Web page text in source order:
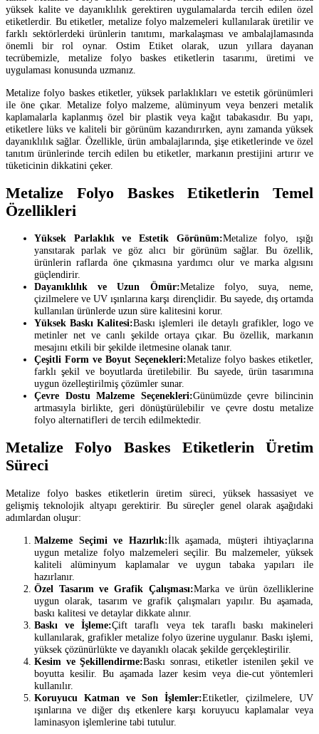
yüksek kalite ve dayanıklılık gerektiren uygulamalarda tercih edilen özel
etiketlerdir. Bu etiketler, metalize folyo malzemeleri kullanılarak üretilir ve
farklı sektörlerdeki ürünlerin tanıtımı, markalaşması ve ambalajlamasında
önemli bir rol oynar. Ostim Etiket olarak, uzun yıllara dayanan
tecrübemizle, metalize folyo baskes etiketlerin tasarımı, üretimi ve
uygulaması konusunda uzmanız.
Metalize folyo baskes etiketler, yüksek parlaklıkları ve estetik görünümleri
ile öne çıkar. Metalize folyo malzeme, alüminyum veya benzeri metalik
kaplamalarla kaplanmış özel bir plastik veya kağıt tabakasıdır. Bu yapı,
etiketlere lüks ve kaliteli bir görünüm kazandırırken, aynı zamanda yüksek
dayanıklılık sağlar. Özellikle, ürün ambalajlarında, şişe etiketlerinde ve özel
tanıtım ürünlerinde tercih edilen bu etiketler, markanın prestijini artırır ve
tüketicinin dikkatini çeker.
Metalize Folyo Baskes Etiketlerin Temel
Özellikleri
Yüksek Parlaklık ve Estetik Görünüm:Metalize folyo, ışığı
yansıtarak parlak ve göz alıcı bir görünüm sağlar. Bu özellik,
ürünlerin raflarda öne çıkmasına yardımcı olur ve marka algısını
güçlendirir.
Dayanıklılık ve Uzun Ömür:Metalize folyo, suya, neme,
çizilmelere ve UV ışınlarına karşı dirençlidir. Bu sayede, dış ortamda
kullanılan ürünlerde uzun süre kalitesini korur.
Yüksek Baskı Kalitesi:Baskı işlemleri ile detaylı grafikler, logo ve
metinler net ve canlı şekilde ortaya çıkar. Bu özellik, markanın
mesajını etkili bir şekilde iletmesine olanak tanır.
Çeşitli Form ve Boyut Seçenekleri:Metalize folyo baskes etiketler,
farklı şekil ve boyutlarda üretilebilir. Bu sayede, ürün tasarımına
uygun özelleştirilmiş çözümler sunar.
Çevre Dostu Malzeme Seçenekleri:Günümüzde çevre bilincinin
artmasıyla birlikte, geri dönüştürülebilir ve çevre dostu metalize
folyo alternatifleri de tercih edilmektedir.
Metalize Folyo Baskes Etiketlerin Üretim
Süreci
Metalize folyo baskes etiketlerin üretim süreci, yüksek hassasiyet ve
gelişmiş teknolojik altyapı gerektirir. Bu süreçler genel olarak aşağıdaki
adımlardan oluşur:
Malzeme Seçimi ve Hazırlık:İlk aşamada, müşteri ihtiyaçlarına
uygun metalize folyo malzemeleri seçilir. Bu malzemeler, yüksek
kaliteli alüminyum kaplamalar ve uygun tabaka yapıları ile
hazırlanır.
Özel Tasarım ve Grafik Çalışması:Marka ve ürün özelliklerine
uygun olarak, tasarım ve grafik çalışmaları yapılır. Bu aşamada,
baskı kalitesi ve detaylar dikkate alınır.
Baskı ve İşleme:Çift taraflı veya tek taraflı baskı makineleri
kullanılarak, grafikler metalize folyo üzerine uygulanır. Baskı işlemi,
yüksek çözünürlükte ve dayanıklı olacak şekilde gerçekleştirilir.
Kesim ve Şekillendirme:Baskı sonrası, etiketler istenilen şekil ve
boyutta kesilir. Bu aşamada lazer kesim veya die-cut yöntemleri
kullanılır.
Koruyucu Katman ve Son İşlemler:Etiketler, çizilmelere, UV
ışınlarına ve diğer dış etkenlere karşı koruyucu kaplamalar veya
laminasyon işlemlerine tabi tutulur.